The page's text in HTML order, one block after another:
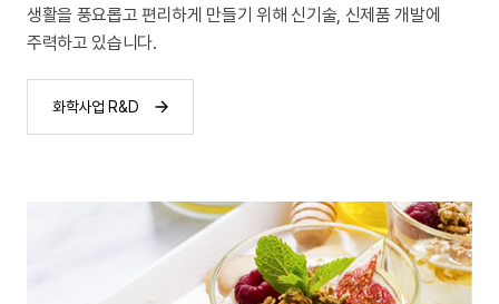
생활을 풍요롭고 편리하게 만들기 위해 신기술, 신제품 개발에
주력하고 있습니다.
화학사업 R&D